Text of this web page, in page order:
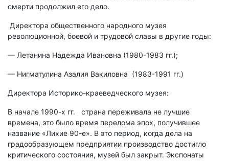
смерти продолжил его дело.
Директора общественного народного музея
революционной, боевой и трудовой славы в другие годы:
— Летанина Надежда Ивановна (1980-1983 гг.);
— Нигматулина Азалия Вакиловна (1983-1991 гг.)
Директора Историко-краеведческого музея:
В начале 1990-х гг. страна переживала не лучшие
времена, это было время перелома эпох, получившее
название «Лихие 90-е». В это период, когда дела на
градообразующем предприятии производство достигло
критического состояния, музей был закрыт. Экспонаты